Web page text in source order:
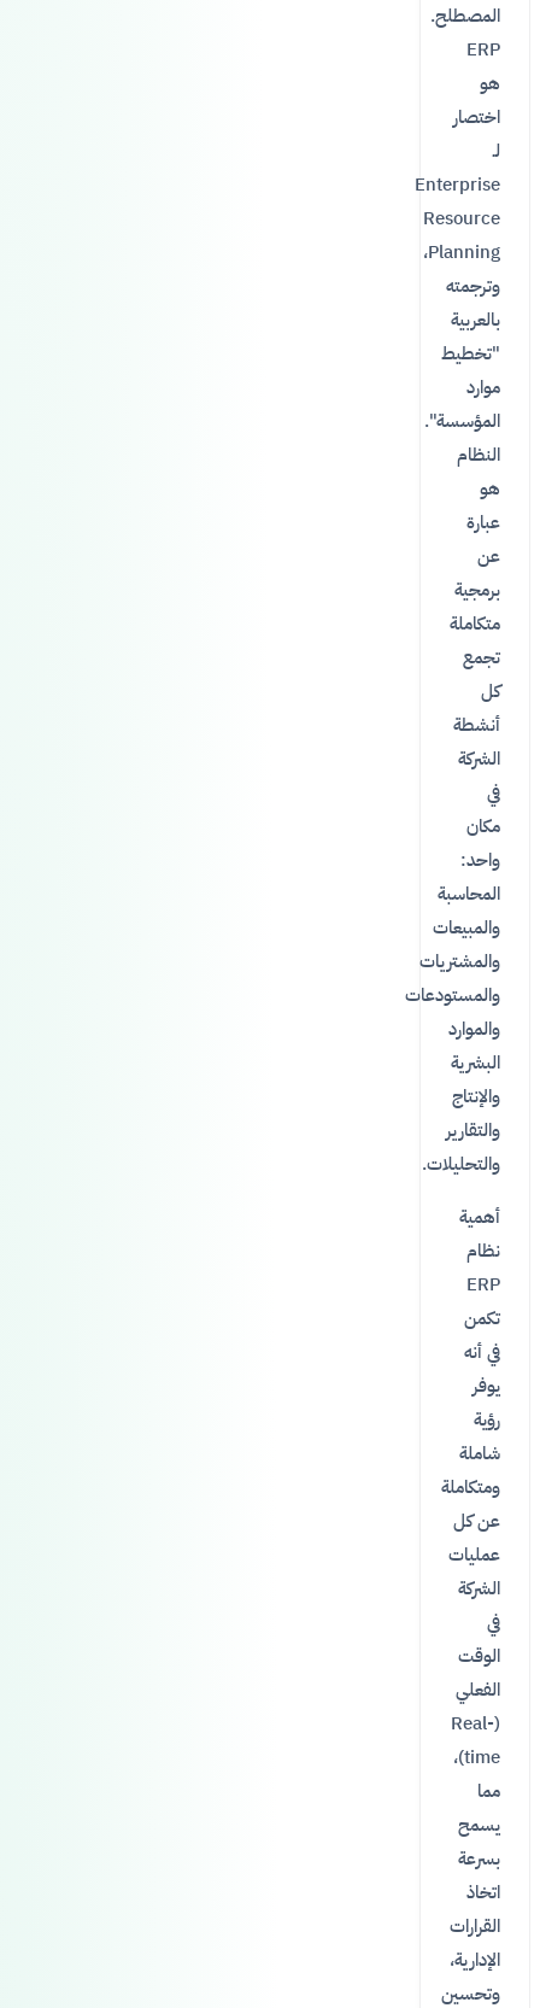
المصطلح.
ERP
هو
اختصار
لـ
Enterprise
Resource
Planning،
وترجمته
بالعربية
"تخطيط
موارد
المؤسسة".
النظام
هو
عبارة
عن
برمجية
متكاملة
تجمع
كل
أنشطة
الشركة
في
مكان
واحد:
المحاسبة
والمبيعات
والمشتريات
والمستودعات
والموارد
البشرية
والإنتاج
والتقارير
والتحليلات.
أهمية
نظام
ERP
تكمن
في أنه
يوفر
رؤية
شاملة
ومتكاملة
عن كل
عمليات
الشركة
في
الوقت
الفعلي
(Real-
time)،
مما
يسمح
بسرعة
اتخاذ
القرارات
الإدارية،
وتحسين